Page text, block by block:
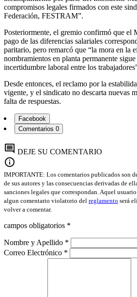
compromisos legales firmados con este
Federación, FESTRAM”.
Posteriormente, el gremio confirmó que el
pago de las diferencias salariales
paritario, pero remarcó que “la mora en la
nombramientos en planta permanente
incertidumbre laboral entre los
Desde entonces, el reclamo por la
vigente, y el sindicato no descarta nuevas
falta de respuestas.
Facebook
Comentarios 0
comment DEJE SU COMENTARIO
info
IMPORTANTE: Los comentarios publicados son
de sus autores y las consecuencias derivadas de
sanciones legales que correspondan. Aquel
algun comentario violatorio del reglamento será
volver a comentar.
campos obligatorios *
Nombre y Apellido *
Correo Electrónico *